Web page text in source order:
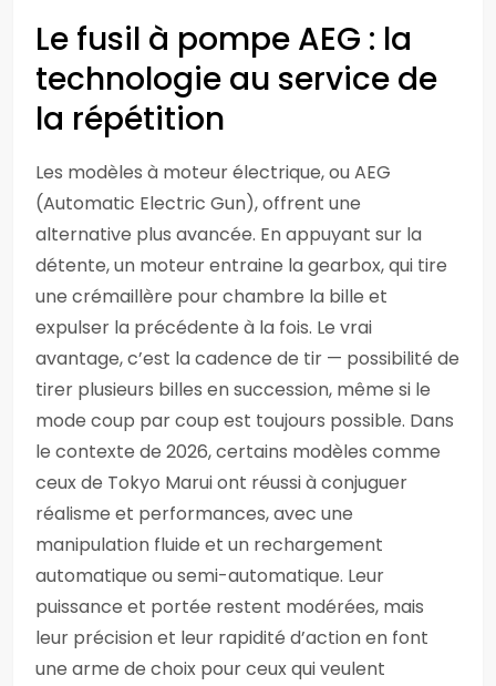
Le fusil à pompe AEG : la
technologie au service de
la répétition
Les modèles à moteur électrique, ou AEG
(Automatic Electric Gun), offrent une
alternative plus avancée. En appuyant sur la
détente, un moteur entraine la gearbox, qui tire
une crémaillère pour chambre la bille et
expulser la précédente à la fois. Le vrai
avantage, c’est la cadence de tir — possibilité de
tirer plusieurs billes en succession, même si le
mode coup par coup est toujours possible. Dans
le contexte de 2026, certains modèles comme
ceux de Tokyo Marui ont réussi à conjuguer
réalisme et performances, avec une
manipulation fluide et un rechargement
automatique ou semi-automatique. Leur
puissance et portée restent modérées, mais
leur précision et leur rapidité d’action en font
une arme de choix pour ceux qui veulent